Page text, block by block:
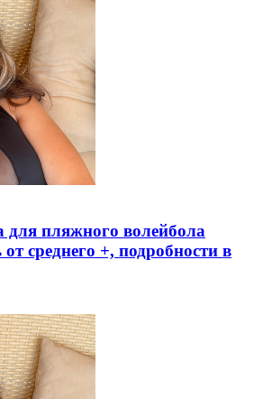
пляжного волейбола
среднего +, подробности в